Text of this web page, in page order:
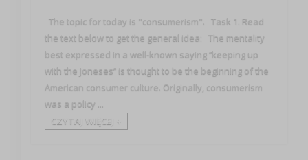
The topic for today is "consumerism". Task 1. Read
the text below to get the general idea: The mentality
best expressed in a well-known saying ‘’keeping up
with the Joneses’’ is thought to be the beginning of the
American consumer culture. Originally, consumerism
was a policy ...
CZYTAJ WIĘCEJ +